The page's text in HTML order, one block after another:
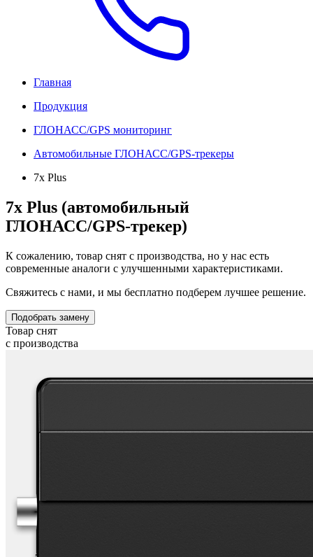
Главная
Продукция
ГЛОНАСС/GPS мониторинг
Автомобильные ГЛОНАСС/GPS-трекеры
7x Plus
7x Plus (автомобильный
ГЛОНАСС/GPS-трекер)
К сожалению, товар снят с производства, но у нас есть
современные аналоги с улучшенными характеристиками.
Свяжитесь с нами, и мы бесплатно подберем лучшее решение.
Подобрать замену
Товар снят
с производства